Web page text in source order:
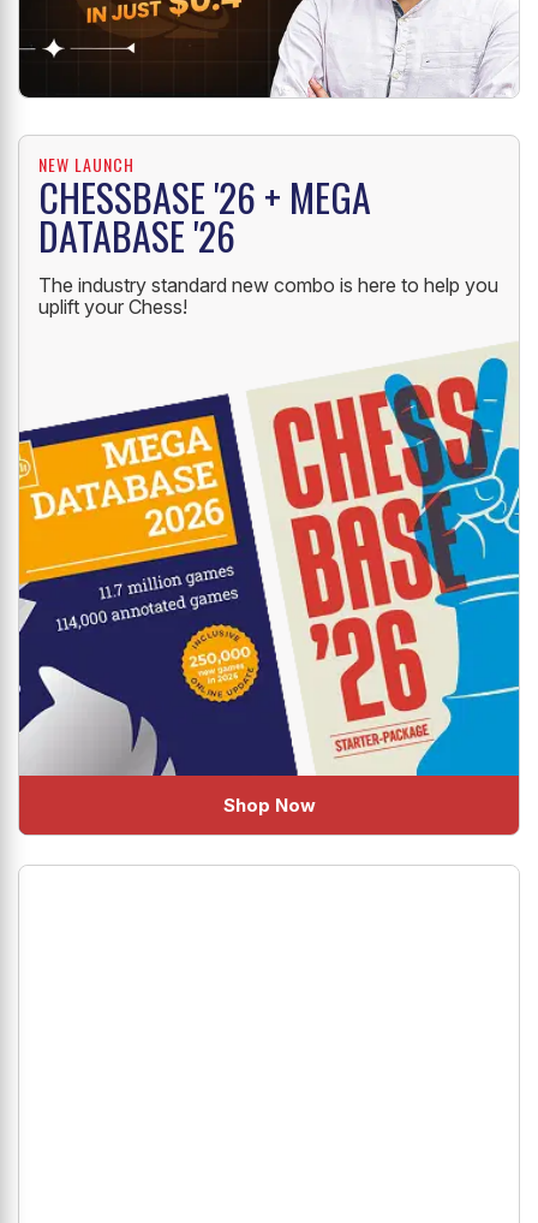
NEW LAUNCH
CHESSBASE '26 + MEGA
DATABASE '26
The industry standard new combo is here to help you
uplift your Chess!
Shop Now